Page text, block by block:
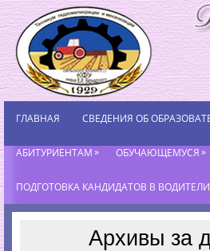
ГЛАВНАЯ СВЕДЕНИЯ ОБ
АБИТУРИЕНТАМ» ОБУЧАЮЩЕМУСЯ»
ПОДГОТОВКА КАНДИДАТОВ В ВОДИТЕЛИ
Архивы за